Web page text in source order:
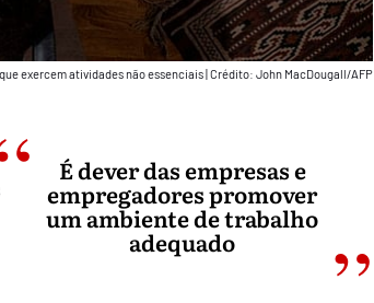
exercem atividades não essenciais Crédito: John MacDougall/AFP
É dever das empresas e
empregadores promover
um ambiente de trabalho
adequado